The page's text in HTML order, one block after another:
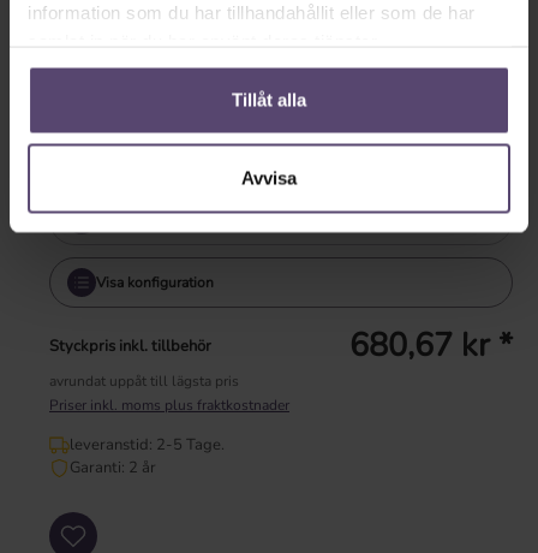
information som du har tillhandahållit eller som de har
Tillåt alla
Avvisa
tall
Tillgänglig omedelbart
Dela länk
Visa konfiguration
Styckpris inkl. tillbehör 680,67 kr *
avrundat uppåt till lägsta pris
Priser inkl. moms plus fraktkostnader
leveranstid: 2-5 Tage.
Garanti: 2 år
Produktkvantitet: Ange önskat värde eller använd knapparna för att öka eller